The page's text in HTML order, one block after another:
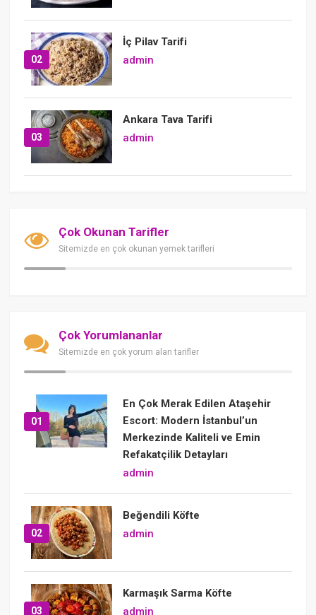
02
İç Pilav Tarifi
admin
03
Ankara Tava Tarifi
admin
Çok Okunan Tarifler
Sitemizde en çok okunan yemek tarifleri
Çok Yorumlananlar
Sitemizde en çok yorum alan tarifler
01
En Çok Merak Edilen Ataşehir
Escort: Modern İstanbul’un
Merkezinde Kaliteli ve Emin
Refakatçilik Detayları
admin
02
Beğendili Köfte
admin
03
Karmaşık Sarma Köfte
admin